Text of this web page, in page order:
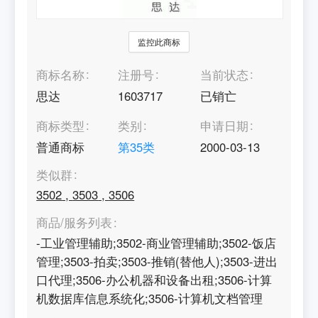
监控此商标
商标名称
思达
注册号
1603717
当前状态
已销亡
商标类型
普通商标
类别
第35类
申请日期
2000-03-13
类似群
3502 ,3503 ,3506
商品/服务列表
-工业管理辅助;3502-商业管理辅助;3502-饭店
管理;3503-拍卖;3503-推销(替他人);3503-进出
口代理;3506-办公机器和设备出租;3506-计算
机数据库信息系统化;3506-计算机文档管理